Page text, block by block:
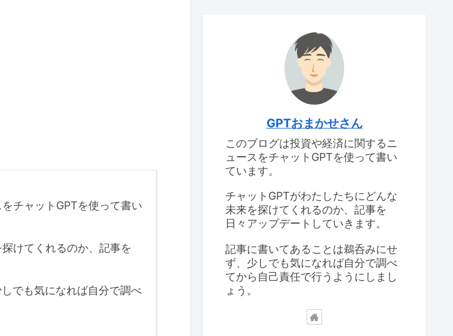
チャットGPTを使って書い
けてくれるのか、記事を
でも気になれば自分で調べ
GPTおまかせさん
このブログは投資や経済に関するニ
ュースをチャットGPTを使って書い
ています。
チャットGPTがわたしたちにどんな
未来を探けてくれるのか、記事を
日々アップデートしていきます。
記事に書いてあることは鵜呑みにせ
ず、少しでも気になれば自分で調べ
てから自己責任で行うようにしまし
ょう。